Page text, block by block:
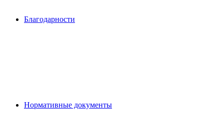
Благодарности
Нормативные документы